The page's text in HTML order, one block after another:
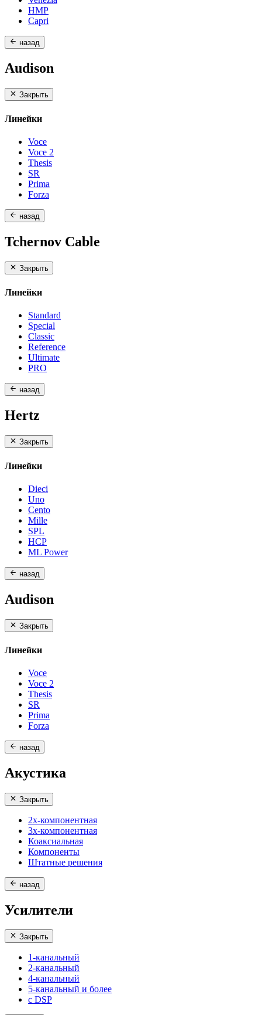
HMP
Capri
назад
Audison
Закрыть
Линейки
Voce
Voce 2
Thesis
SR
Prima
Forza
назад
Tchernov Cable
Закрыть
Линейки
Standard
Special
Classic
Reference
Ultimate
PRO
назад
Hertz
Закрыть
Линейки
Dieci
Uno
Cento
Mille
SPL
HCP
ML Power
назад
Audison
Закрыть
Линейки
Voce
Voce 2
Thesis
SR
Prima
Forza
назад
Акустика
Закрыть
2х-компонентная
3х-компонентная
Коаксиальная
Компоненты
Штатные решения
назад
Усилители
Закрыть
1-канальный
2-канальный
4-канальный
5-канальный и более
с DSP